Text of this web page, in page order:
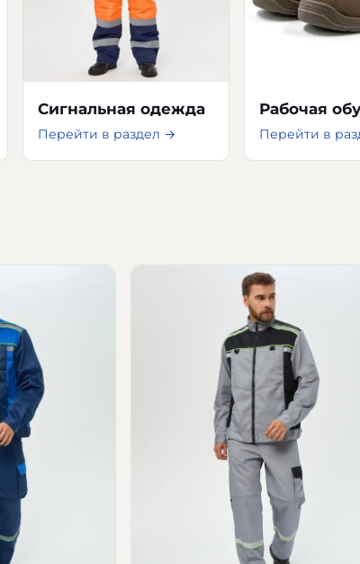
Сигнальная одежда
Перейти в раздел →
Рабочая
Перейти в